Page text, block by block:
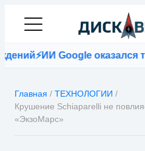
⚡ИИ Google оказался точнее
Главная / ТЕХНОЛОГИИ /
Крушение Schiaparelli не
«ЭкзоМарс»